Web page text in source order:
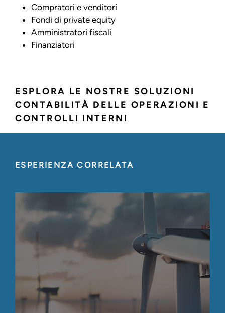
ESPLORA LE NOSTRE SOLUZIONI
CONTABILITÀ DELLE OPERAZIONI E
CONTROLLI INTERNI
Compratori e venditori
Fondi di private equity
Amministratori fiscali
Finanziatori
ESPERIENZA CORRELATA